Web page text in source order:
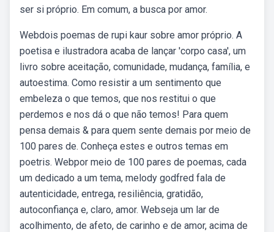
ser si próprio. Em comum, a busca por amor.
Webdois poemas de rupi kaur sobre amor próprio. A
poetisa e ilustradora acaba de lançar 'corpo casa', um
livro sobre aceitação, comunidade, mudança, família, e
autoestima. Como resistir a um sentimento que
embeleza o que temos, que nos restitui o que
perdemos e nos dá o que não temos! Para quem
pensa demais & para quem sente demais por meio de
100 pares de. Conheça estes e outros temas em
poetris. Webpor meio de 100 pares de poemas, cada
um dedicado a um tema, melody godfred fala de
autenticidade, entrega, resiliência, gratidão,
autoconfiança e, claro, amor. Webseja um lar de
acolhimento, de afeto, de carinho e de amor, acima de